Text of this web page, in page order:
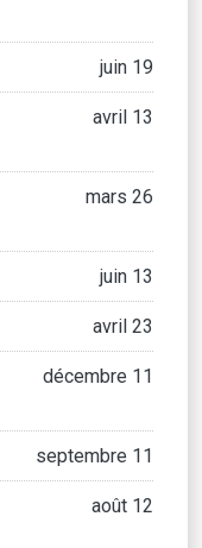
juin 19
avril 13
mars 26
juin 13
avril 23
décembre 11
septembre 11
août 12